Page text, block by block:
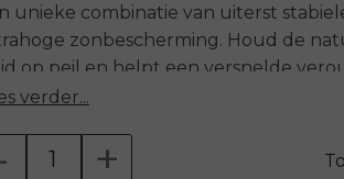
unieke combinatie van uiterst
zonbescherming. Houd de
op peil en helpt een versnelde
gemakkelijk verdelen over de huid
Dicaprylyl Carbonate, C12-15
verder...
+